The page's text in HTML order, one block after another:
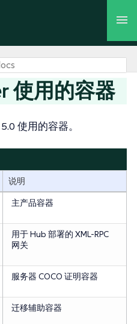
使用的容器
使用的容器。
说明
主产品容器
用于 Hub 部署的 XML-RPC
网关
服务器 COCO 证明容器
迁移辅助容器